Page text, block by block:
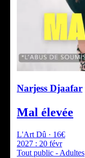
Narjess Djaafar
Mal élevée
L'Art Dû · 16€
2027 : 20 févr
Tout public - Adultes